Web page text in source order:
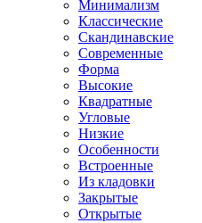
Минимализм
Классические
Скандинавские
Современные
Форма
Высокие
Квадратные
Угловые
Низкие
Особенности
Встроенные
Из кладовки
Закрытые
Открытые